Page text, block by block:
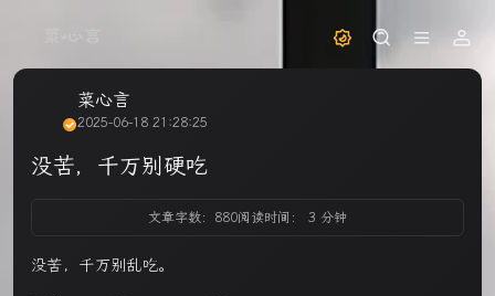
菜心言
2025-06-18 21:28:25
没苦，千万别硬吃
文章字数：880阅读时间： 3 分钟
没苦，千万别乱吃。